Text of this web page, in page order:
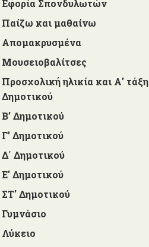
Εφορία Σπονδυλωτών
Παίζω και μαθαίνω
Απομακρυσμένα
Μουσειοβαλίτσες
Προσχολική ηλικία και Α' τάξη
Δημοτικού
Β’ Δημοτικού
Γ’ Δημοτικού
Δ΄ Δημοτικού
Ε' Δημοτικού
ΣΤ' Δημοτικού
Γυμνάσιο
Λύκειο